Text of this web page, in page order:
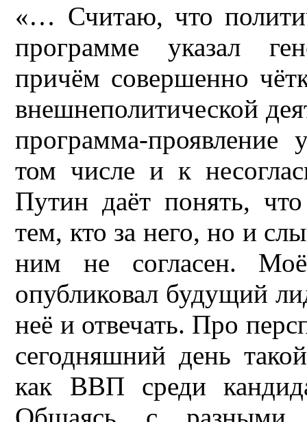
«… Считаю, что
программе указал
причём совершенно
внешнеполитической
программа-
том числе и к
Путин даёт понять,
тем, кто за него, но и
ним не согласен.
опубликовал будущий
неё и отвечать. Про
сегодняшний день
как ВВП среди